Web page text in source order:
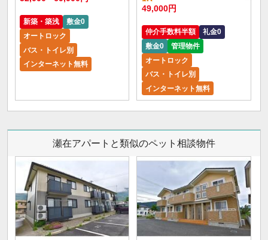
新築・築浅
敷金0
オートロック
バス・トイレ別
インターネット無料
49,000円
仲介手数料半額
礼金0
敷金0
管理物件
オートロック
バス・トイレ別
インターネット無料
瀬在アパートと類似のペット相談物件